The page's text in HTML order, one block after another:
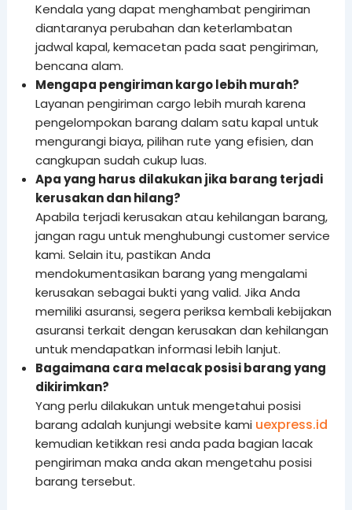
Kendala yang dapat menghambat pengiriman
diantaranya perubahan dan keterlambatan
jadwal kapal, kemacetan pada saat pengiriman,
bencana alam.
Mengapa pengiriman kargo lebih murah?
Layanan pengiriman cargo lebih murah karena
pengelompokan barang dalam satu kapal untuk
mengurangi biaya, pilihan rute yang efisien, dan
cangkupan sudah cukup luas.
Apa yang harus dilakukan jika barang terjadi
kerusakan dan hilang?
Apabila terjadi kerusakan atau kehilangan barang,
jangan ragu untuk menghubungi customer service
kami. Selain itu, pastikan Anda
mendokumentasikan barang yang mengalami
kerusakan sebagai bukti yang valid. Jika Anda
memiliki asuransi, segera periksa kembali kebijakan
asuransi terkait dengan kerusakan dan kehilangan
untuk mendapatkan informasi lebih lanjut.
Bagaimana cara melacak posisi barang yang
dikirimkan?
Yang perlu dilakukan untuk mengetahui posisi
barang adalah kunjungi website kami uexpress.id
kemudian ketikkan resi anda pada bagian lacak
pengiriman maka anda akan mengetahu posisi
barang tersebut.